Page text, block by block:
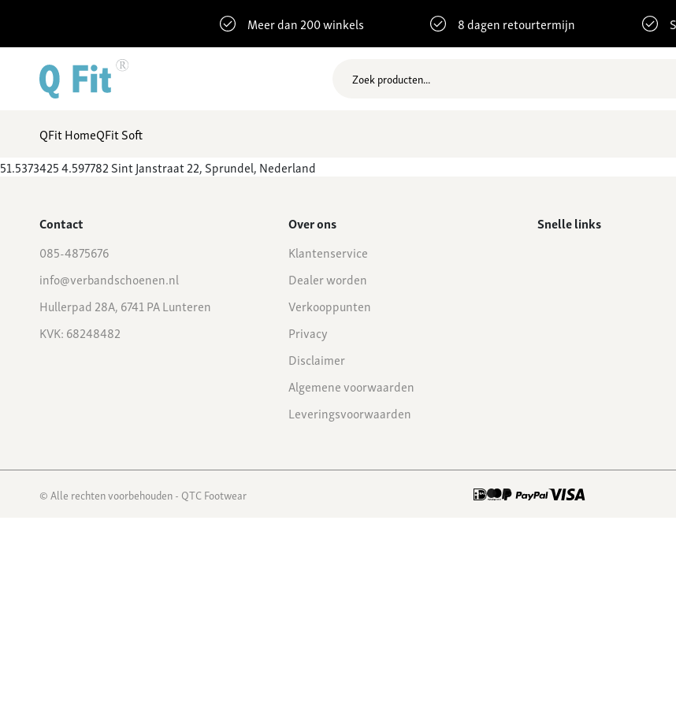
Meer dan 200 winkels 8 dagen retourtermijn
QFit HomeQFit Soft
51.5373425 4.597782 Sint Janstraat 22, Sprundel, Nederland
Contact
085-4875676
info@verbandschoenen.nl
Hullerpad 28A, 6741 PA Lunteren
KVK: 68248482
Over ons
Klantenservice
Dealer worden
Verkooppunten
Privacy
Disclaimer
Algemene voorwaarden
Leveringsvoorwaarden
Snelle links
© Alle rechten voorbehouden - QTC Footwear